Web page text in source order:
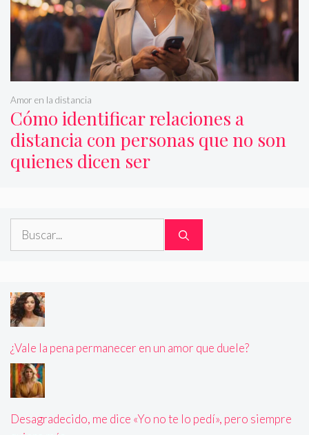
Cómo identificar relaciones a
distancia con personas que no son
quienes dicen ser
Amor en la distancia
Buscar:
¿Vale la pena permanecer en un amor que duele?
Desagradecido, me dice «Yo no te lo pedí», pero siempre